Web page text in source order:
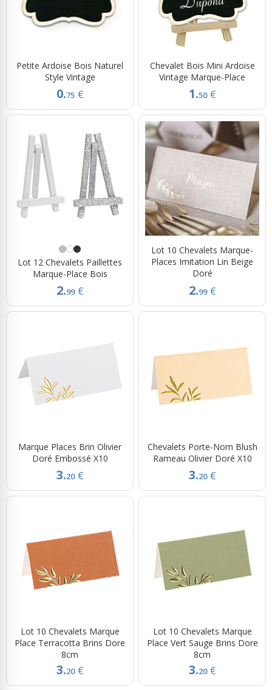
Petite Ardoise Bois Naturel
Style Vintage
0.75 €
Chevalet Bois Mini Ardoise
Vintage Marque-Place
1.50 €
Lot 12 Chevalets Paillettes
Marque-Place Bois
2.99 €
Lot 10 Chevalets Marque-
Places Imitation Lin Beige
Doré
2.99 €
Marque Places Brin Olivier
Doré Embossé X10
3.20 €
Chevalets Porte-Nom Blush
Rameau Olivier Doré X10
3.20 €
Lot 10 Chevalets Marque
Place Terracotta Brins Dore
8cm
3.20 €
Lot 10 Chevalets Marque
Place Vert Sauge Brins Dore
8cm
3.20 €